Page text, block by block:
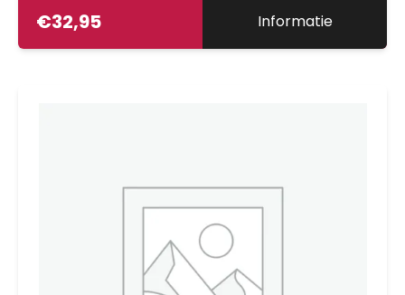
€32,95 Informatie